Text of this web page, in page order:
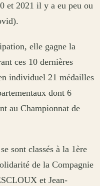
et 2021 il y a eu peu ou
elle gagne la
ces 10 dernières
individuel 21 médailles
dont 6
au Championnat de
sont classés à la 1ère
de la Compagnie
et Jean-